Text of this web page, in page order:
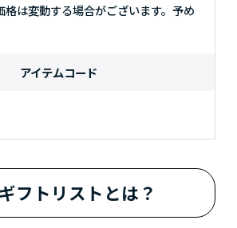
は変動する場合がございます。予め
アイテムコード
ギフトリストとは？